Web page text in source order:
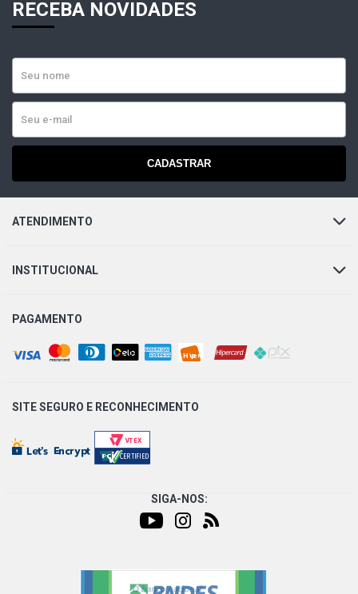
RECEBA NOVIDADES
CADASTRAR
ATENDIMENTO
INSTITUCIONAL
PAGAMENTO
SITE SEGURO E RECONHECIMENTO
SIGA-NOS: